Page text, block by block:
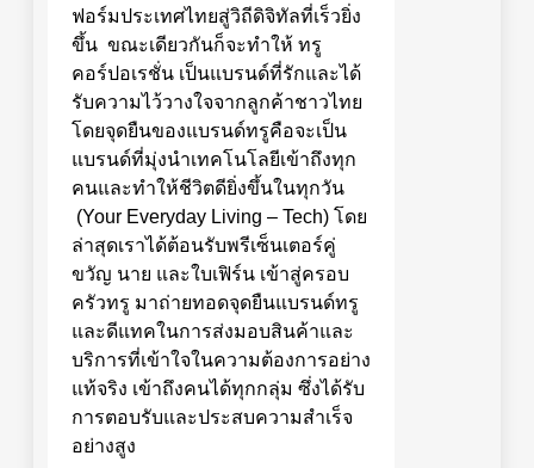
ฟอร์มประเทศไทยสู่วิถีดิจิทัลที่เร็วยิ่ง
ขึ้น ขณะเดียวกันก็จะทำให้ ทรู
คอร์ปอเรชั่น เป็นแบรนด์ที่รักและได้
รับความไว้วางใจจากลูกค้าชาวไทย
โดยจุดยืนของแบรนด์ทรูคือจะเป็น
แบรนด์ที่มุ่งนำเทคโนโลยีเข้าถึงทุก
คนและทำให้ชีวิตดียิ่งขึ้นในทุกวัน
(Your Everyday Living – Tech) โดย
ล่าสุดเราได้ต้อนรับพรีเซ็นเตอร์คู่
ขวัญ นาย และใบเฟิร์น เข้าสู่ครอบ
ครัวทรู มาถ่ายทอดจุดยืนแบรนด์ทรู
และดีแทคในการส่งมอบสินค้าและ
บริการที่เข้าใจในความต้องการอย่าง
แท้จริง เข้าถึงคนได้ทุกกลุ่ม ซึ่งได้รับ
การตอบรับและประสบความสำเร็จ
อย่างสูง